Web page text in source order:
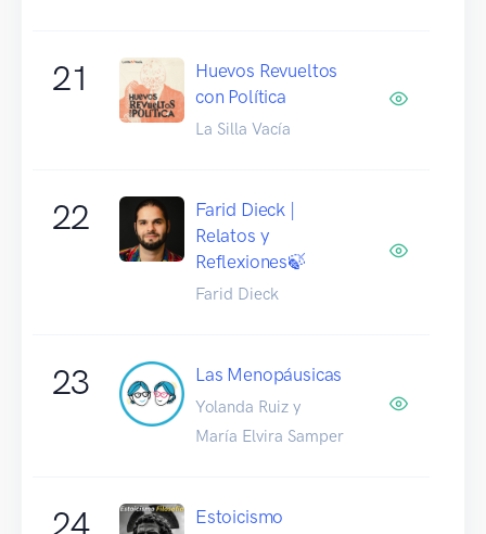
21
Huevos Revueltos
con Política
La Silla Vacía
22
Farid Dieck |
Relatos y
Reflexiones🍃
Farid Dieck
23 Las Menopáusicas
Yolanda Ruiz y
María Elvira Samper
24
Estoicismo